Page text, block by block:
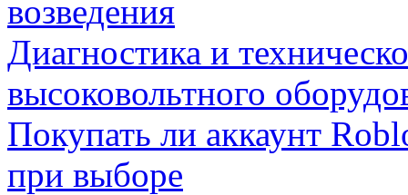
возведения
Диагностика и
высоковольтного
Покупать ли аккаунт
при выборе